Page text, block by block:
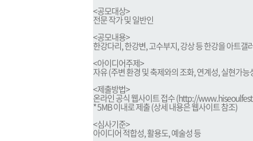
<공모대상>
전문 작가 및 일반인
<공모내용>
한강다리, 한강변, 고수부지, 강상 등 한강을 아트갤
<아이디어주제>
자유 (주변 환경 및 축제와의 조화, 연계성, 실현가능
<제출방법>
온라인 공식 웹사이트 접수 (http://
* 5MB 이내로 제출 (상세 내용은 웹사이트 참조)
<심사기준>
아이디어 적합성, 활용도, 예술성 등